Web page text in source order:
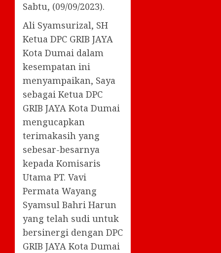
Sabtu, (09/09/2023).
Ali Syamsurizal, SH
Ketua DPC GRIB JAYA
Kota Dumai dalam
kesempatan ini
menyampaikan, Saya
sebagai Ketua DPC
GRIB JAYA Kota Dumai
mengucapkan
terimakasih yang
sebesar-besarnya
kepada Komisaris
Utama PT. Vavi
Permata Wayang
Syamsul Bahri Harun
yang telah sudi untuk
bersinergi dengan DPC
GRIB JAYA Kota Dumai